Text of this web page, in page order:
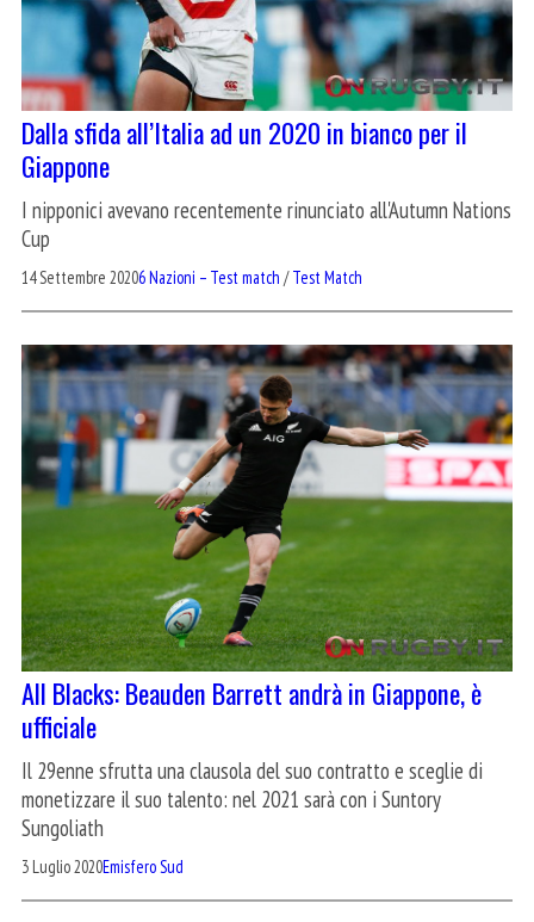
Dalla sfida all’Italia ad un 2020 in bianco per il
Giappone
I nipponici avevano recentemente rinunciato all'Autumn Nations
Cup
14 Settembre 20206 Nazioni – Test match /Test Match
All Blacks: Beauden Barrett andrà in Giappone, è
ufficiale
Il 29enne sfrutta una clausola del suo contratto e sceglie di
monetizzare il suo talento: nel 2021 sarà con i Suntory
Sungoliath
3 Luglio 2020Emisfero Sud